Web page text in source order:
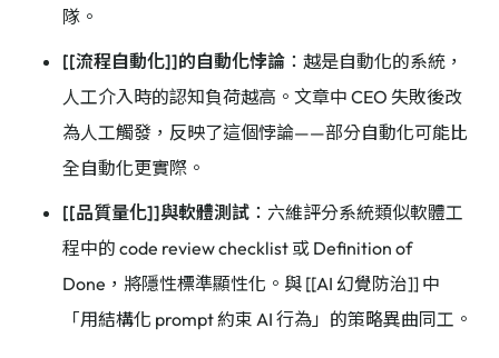
隊。
[[流程自動化]]的自動化悖論 ：越是自動化的系統，
人工介入時的認知負荷越高。文章中 CEO 失敗後改
為人工觸發，反映了這個悖論——部分自動化可能比
全自動化更實際。
[[品質量化]]與軟體測試 ：六維評分系統類似軟體工
程中的 code review checklist 或 Definition of
Done，將隱性標準顯性化。與 [[AI 幻覺防治]] 中
「用結構化 prompt 約束 AI 行為」的策略異曲同工。